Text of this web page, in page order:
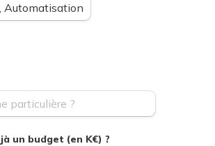
Automatisation
un budget (en K€) ?